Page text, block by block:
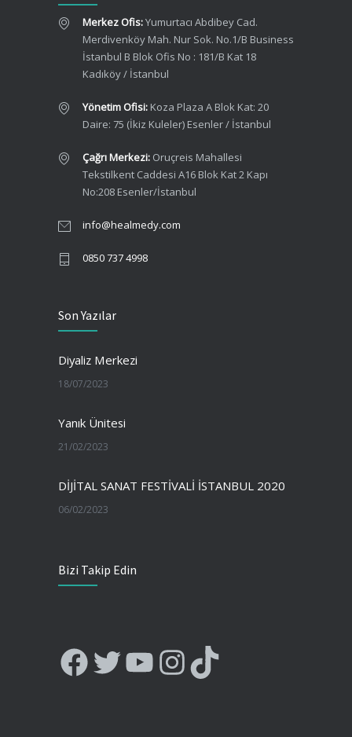
Merkez Ofis:Yumurtacı Abdibey Cad.
Merdivenköy Mah. Nur Sok. No.1/B Business
İstanbul B Blok Ofis No : 181/B Kat 18
Kadıköy / İstanbul
Yönetim Ofisi: Koza Plaza A Blok Kat: 20
Daire: 75 (İkiz Kuleler) Esenler / İstanbul
Çağrı Merkezi: Oruçreis Mahallesi
Tekstilkent Caddesi A16 Blok Kat 2 Kapı
No:208 Esenler/İstanbul
info@healmedy.com
0850 737 4998
Son Yazılar
Diyaliz Merkezi
18/07/2023
Yanık Ünitesi
21/02/2023
DİJİTAL SANAT FESTİVALİ İSTANBUL 2020
06/02/2023
Bizi Takip Edin
Facebook
Twitter
YouTube
Instagram
TikTok